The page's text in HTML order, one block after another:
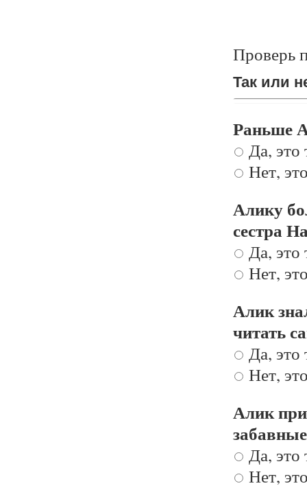
Проверь
Так
Так или
Раньше
Да, это
Нет,
Алику
сестра
Да, это
Нет,
Алик
читать
Да, это
Нет,
Алик
Да, это
Нет,